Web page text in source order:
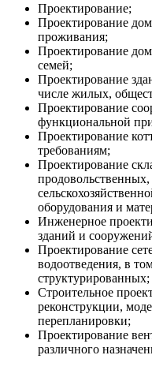
Проектирование;
Проектирование
проживания;
Проектирование
семей;
Проектирование
числе жилых,
Проектирование
функциональной
Проектирование
требованиям;
Проектирование
оборудования и
Инженерное
зданий и
Проектирование
водоотведения, в
структурированных;
Строительное
реконструкции,
перепланировки;
Проектирование
различного